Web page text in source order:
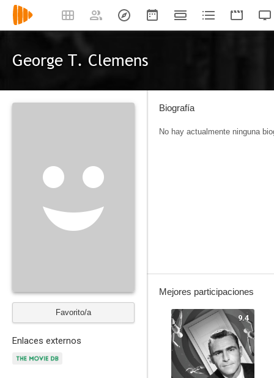
George T. Clemens
Favorito/a
Enlaces externos
Biografía
No hay actualmente ninguna
Mejores participaciones
9.4